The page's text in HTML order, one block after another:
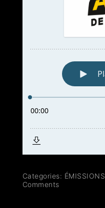
Categories: ÉMISSIONS
Comments